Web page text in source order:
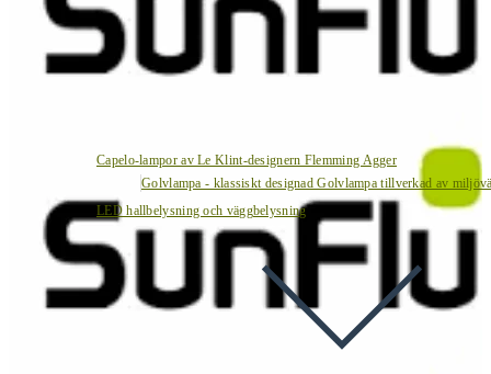
Capelo-lampor av Le Klint-designern Flemming Agger
Golvlampa - klassiskt designad Golvlampa tillverkad av
LED hallbelysning och väggbelysning